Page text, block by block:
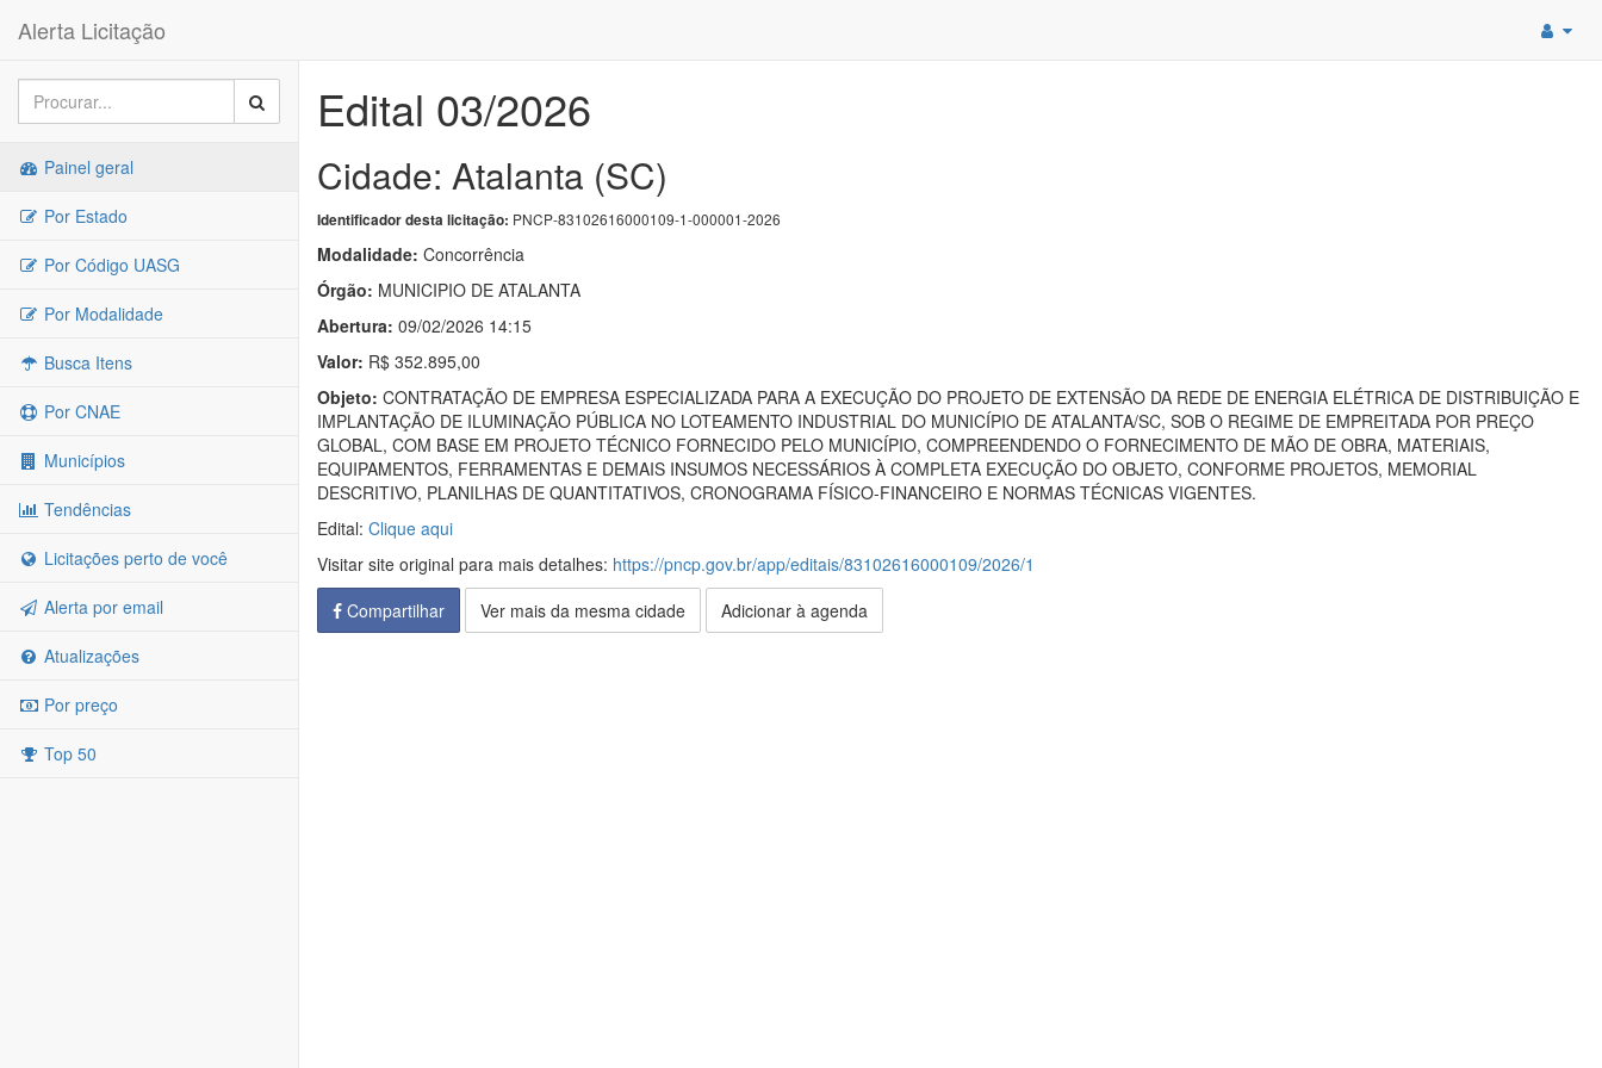
Alerta Licitação
Painel geral
Por Estado
Por Código UASG
Por Modalidade
Busca Itens
Por CNAE
Municípios
Tendências
Licitações perto de você
Alerta por email
Atualizações
Por preço
Top 50
Edital 03/2026
Cidade: Atalanta (SC)
Identificador desta licitação: PNCP-83102616000109-1-000001-2026
Modalidade: Concorrência
Órgão: MUNICIPIO DE ATALANTA
Abertura: 09/02/2026 14:15
Valor: R$ 352.895,00
Objeto: CONTRATAÇÃO DE EMPRESA ESPECIALIZADA PARA A EXECUÇÃO DO PROJETO DE EXTENSÃO DA REDE DE ENERGIA ELÉTRICA DE DISTRIBUIÇÃO E
IMPLANTAÇÃO DE ILUMINAÇÃO PÚBLICA NO LOTEAMENTO INDUSTRIAL DO MUNICÍPIO DE ATALANTA/SC, SOB O REGIME DE EMPREITADA POR PREÇO
GLOBAL, COM BASE EM PROJETO TÉCNICO FORNECIDO PELO MUNICÍPIO, COMPREENDENDO O FORNECIMENTO DE MÃO DE OBRA, MATERIAIS,
EQUIPAMENTOS, FERRAMENTAS E DEMAIS INSUMOS NECESSÁRIOS À COMPLETA EXECUÇÃO DO OBJETO, CONFORME PROJETOS, MEMORIAL
DESCRITIVO, PLANILHAS DE QUANTITATIVOS, CRONOGRAMA FÍSICO-FINANCEIRO E NORMAS TÉCNICAS VIGENTES.
Edital: Clique aqui
Visitar site original para mais detalhes: https://pncp.gov.br/app/editais/83102616000109/2026/1
Compartilhar
Ver mais da mesma cidade Adicionar à agenda